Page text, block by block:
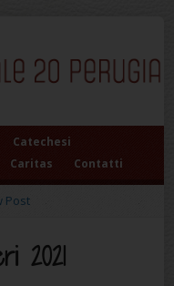
Catechesi
Caritas Contatti
Post
2021